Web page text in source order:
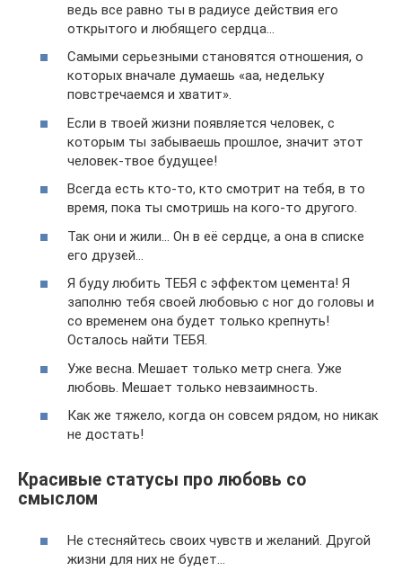
ведь все равно ты в радиусе действия его
открытого и любящего сердца…
Самыми серьезными становятся отношения, о
которых вначале думаешь «аа, недельку
повстречаемся и хватит».
Если в твоей жизни появляется человек, с
которым ты забываешь прошлое, значит этот
человек-твое будущее!
Всегда есть кто-то, кто смотрит на тебя, в то
время, пока ты смотришь на кого-то другого.
Так они и жили… Он в её сердце, а она в списке
его друзей…
Я буду любить ТЕБЯ с эффектом цемента! Я
заполню тебя своей любовью с ног до головы и
со временем она будет только крепнуть!
Осталось найти ТЕБЯ.
Уже весна. Мешает только метр снега. Уже
любовь. Мешает только невзаимность.
Как же тяжело, когда он совсем рядом, но никак
не достать!
Красивые статусы про любовь со
смыслом
Не стесняйтесь своих чувств и желаний. Другой
жизни для них не будет…